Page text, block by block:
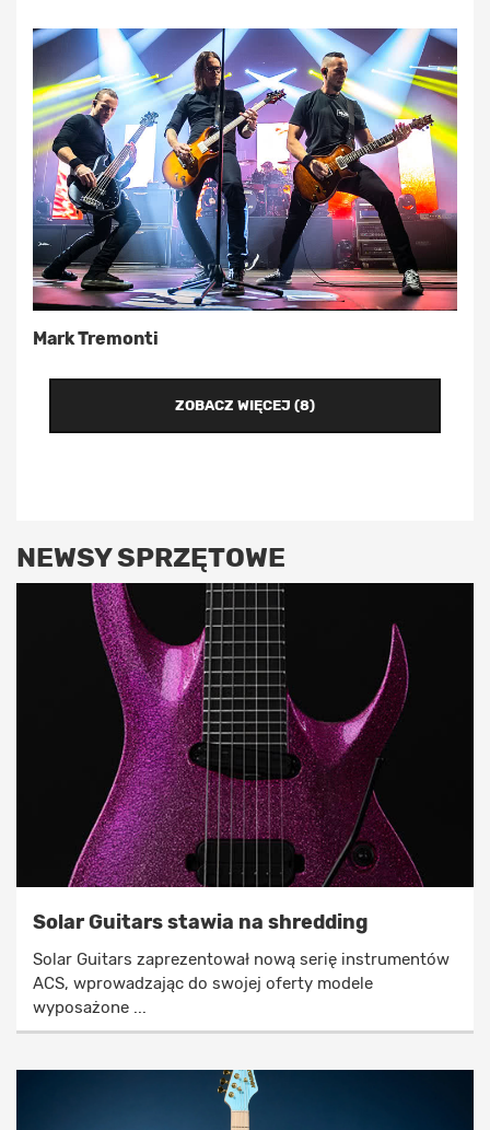
Mark Tremonti
ZOBACZ WIĘCEJ (8)
NEWSY SPRZĘTOWE
Solar Guitars stawia na shredding
Solar Guitars zaprezentował nową serię instrumentów
ACS, wprowadzając do swojej oferty modele
wyposażone ...